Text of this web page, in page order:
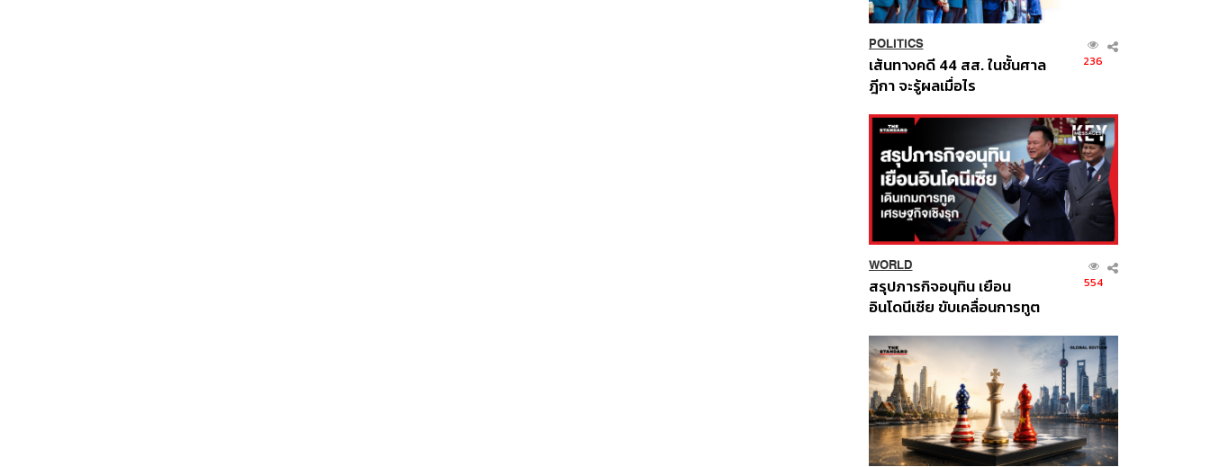
POLITICS
เส้นทางคดี 44 สส. ในชั้นศาล
ฎีกา จะรู้ผลเมื่อไร
236
WORLD
สรุปภารกิจอนุทิน เยือน
อินโดนีเซีย ขับเคลื่อนการทูต
ส่วนยุทธศาสตร์ไทย –
อินโดนีเซีย
554